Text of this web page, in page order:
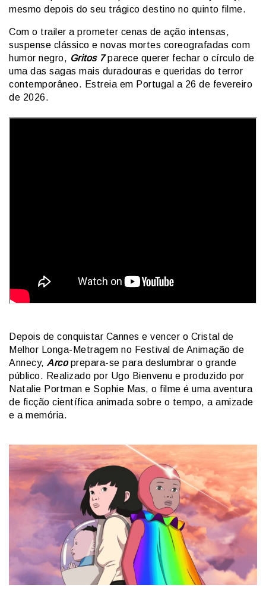
mesmo depois do seu trágico destino no quinto filme.
Com o trailer a prometer cenas de ação intensas,
suspense clássico e novas mortes coreografadas com
humor negro, Gritos 7parece querer fechar o círculo de
uma das sagas mais duradouras e queridas do terror
contemporâneo. Estreia em Portugal a 26 de fevereiro
de 2026.
Depois de conquistar Cannes e vencer o Cristal de
Melhor Longa-Metragem no Festival de Animação de
Annecy, Arcoprepara-se para deslumbrar o grande
público. Realizado por Ugo Bienvenu e produzido por
Natalie Portman e Sophie Mas, o filme é uma aventura
de ficção científica animada sobre o tempo, a amizade
e a memória.